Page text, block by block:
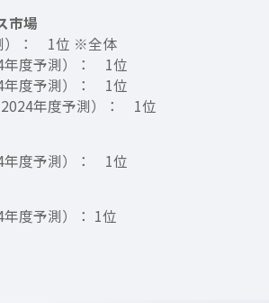
市場
）： 1位 ※全体
年度予測）： 1位
年度予測）： 1位
2024年度予測）： 1位
年度予測）： 1位
度予測）： 1位